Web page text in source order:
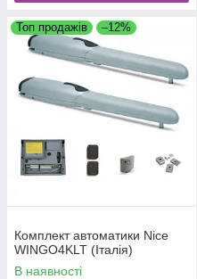
Топ продажів –12%
Комплект автоматики Nice
WINGO4KLT (Італія)
В наявності